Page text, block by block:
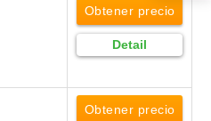
Obtener precio
Detail
Obtener precio